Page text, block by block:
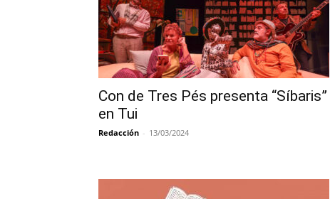
Con de Tres Pés presenta “Síbaris”
en Tui
Redacción - 13/03/2024